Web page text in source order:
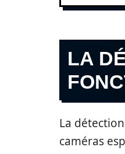
LA
La
caméras